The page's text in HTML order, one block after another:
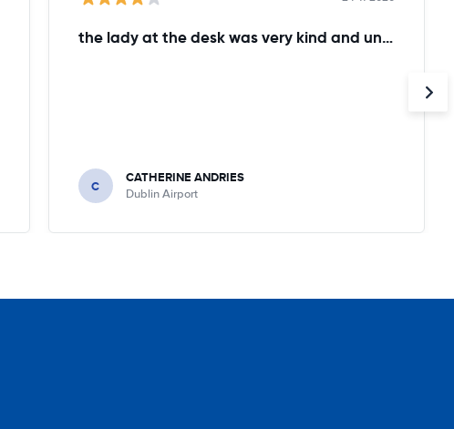
the lady at the desk was very kind and understanding!
C CATHERINE ANDRIES
Dublin Airport